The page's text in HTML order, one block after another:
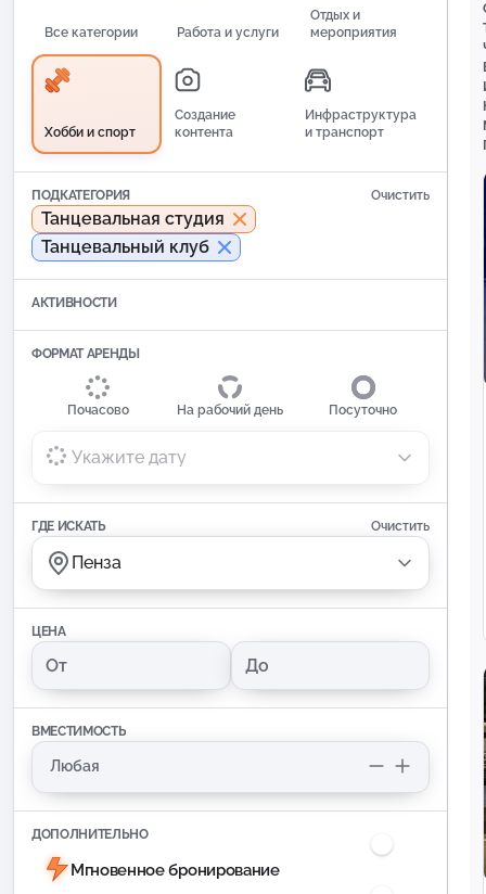
Все категории Работа и услуги
Отдых и
мероприятия
Хобби и спорт
Создание
контента
Инфраструктура
и транспорт
ПОДКАТЕГОРИЯ Очистить
Танцевальная студия
Танцевальный клуб
АКТИВНОСТИ
ФОРМАТ АРЕНДЫ
Почасово На рабочий день Посуточно
Укажите дату
ГДЕ ИСКАТЬ Очистить
Пенза
ЦЕНА
ВМЕСТИМОСТЬ
ДОПОЛНИТЕЛЬНО
Мгновенное бронирование